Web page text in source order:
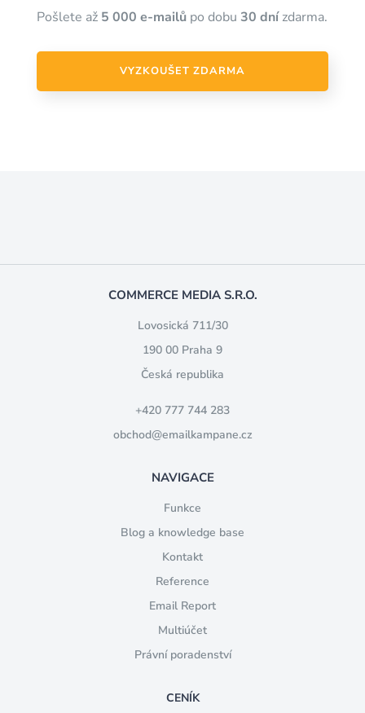
Pošlete až 5 000 e-mailů po dobu 30 dnízdarma.
VYZKOUŠET ZDARMA
COMMERCE MEDIA S.R.O.
Lovosická 711/30
190 00 Praha 9
Česká republika
+420 777 744 283
obchod@emailkampane.cz
NAVIGACE
Funkce
Blog a knowledge base
Kontakt
Reference
Email Report
Multiúčet
Právní poradenství
CENÍK